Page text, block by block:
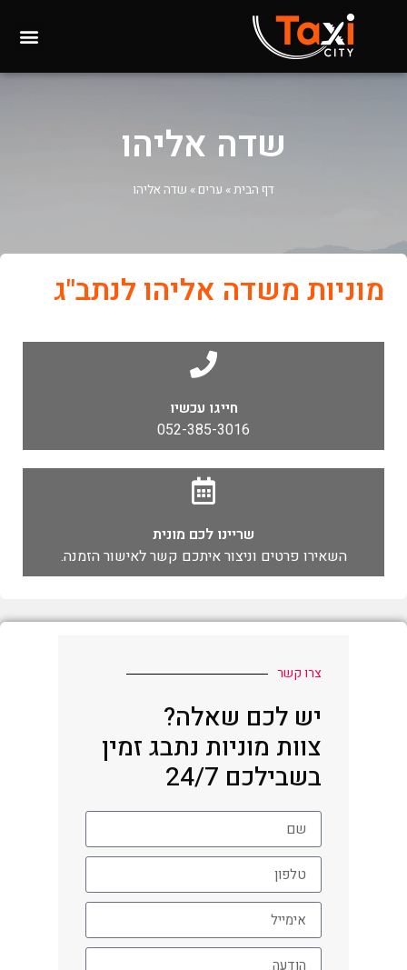
שדה אליהו
דף הבית» ערים » שדה אליהו
מוניות משדה אליהו לנתב"ג
חייגו עכשיו
052-385-3016
שריינו לכם מונית
השאירו פרטים וניצור איתכם קשר לאישור הזמנה.
צרו קשר
יש לכם שאלה?
צוות מוניות נתבג זמין
בשבילכם 24/7